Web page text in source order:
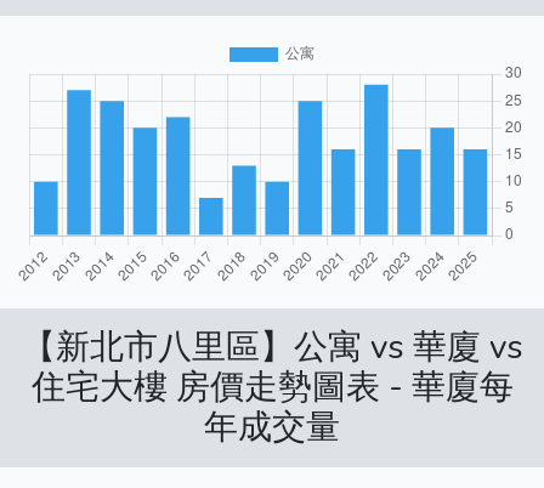
【新北市八里區】公寓 vs 華廈 vs
住宅大樓 房價走勢圖表 - 華廈每
年成交量